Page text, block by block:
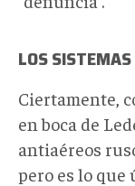
LOS
Ciertamente,
en boca de
antiaéreos
pero es lo